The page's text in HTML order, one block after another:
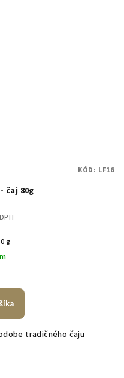
čaj 80g
g
tradičného čaju
KÓD: LF16